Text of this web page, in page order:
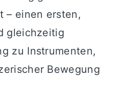
– einen ersten,
gleichzeitig
zu Instrumenten,
Bewegung